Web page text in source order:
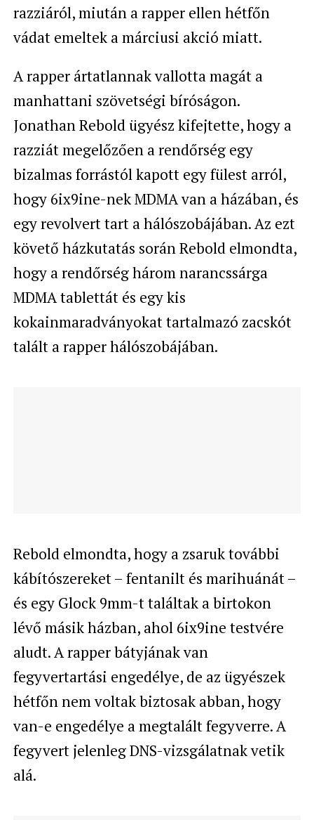
razziáról, miután a rapper ellen hétfőn
vádat emeltek a márciusi akció miatt.
A rapper ártatlannak vallotta magát a
manhattani szövetségi bíróságon.
Jonathan Rebold ügyész kifejtette, hogy a
razziát megelőzően a rendőrség egy
bizalmas forrástól kapott egy fülest arról,
hogy 6ix9ine-nek MDMA van a házában, és
egy revolvert tart a hálószobájában. Az ezt
követő házkutatás során Rebold elmondta,
hogy a rendőrség három narancssárga
MDMA tablettát és egy kis
kokainmaradványokat tartalmazó zacskót
talált a rapper hálószobájában.
Rebold elmondta, hogy a zsaruk további
kábítószereket – fentanilt és marihuánát –
és egy Glock 9mm-t találtak a birtokon
lévő másik házban, ahol 6ix9ine testvére
aludt. A rapper bátyjának van
fegyvertartási engedélye, de az ügyészek
hétfőn nem voltak biztosak abban, hogy
van-e engedélye a megtalált fegyverre. A
fegyvert jelenleg DNS-vizsgálatnak vetik
alá.